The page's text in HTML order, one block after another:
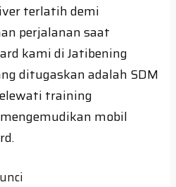
terlatih demi
perjalanan saat
kami di Jatibening
ditugaskan adalah SDM
training
mobil